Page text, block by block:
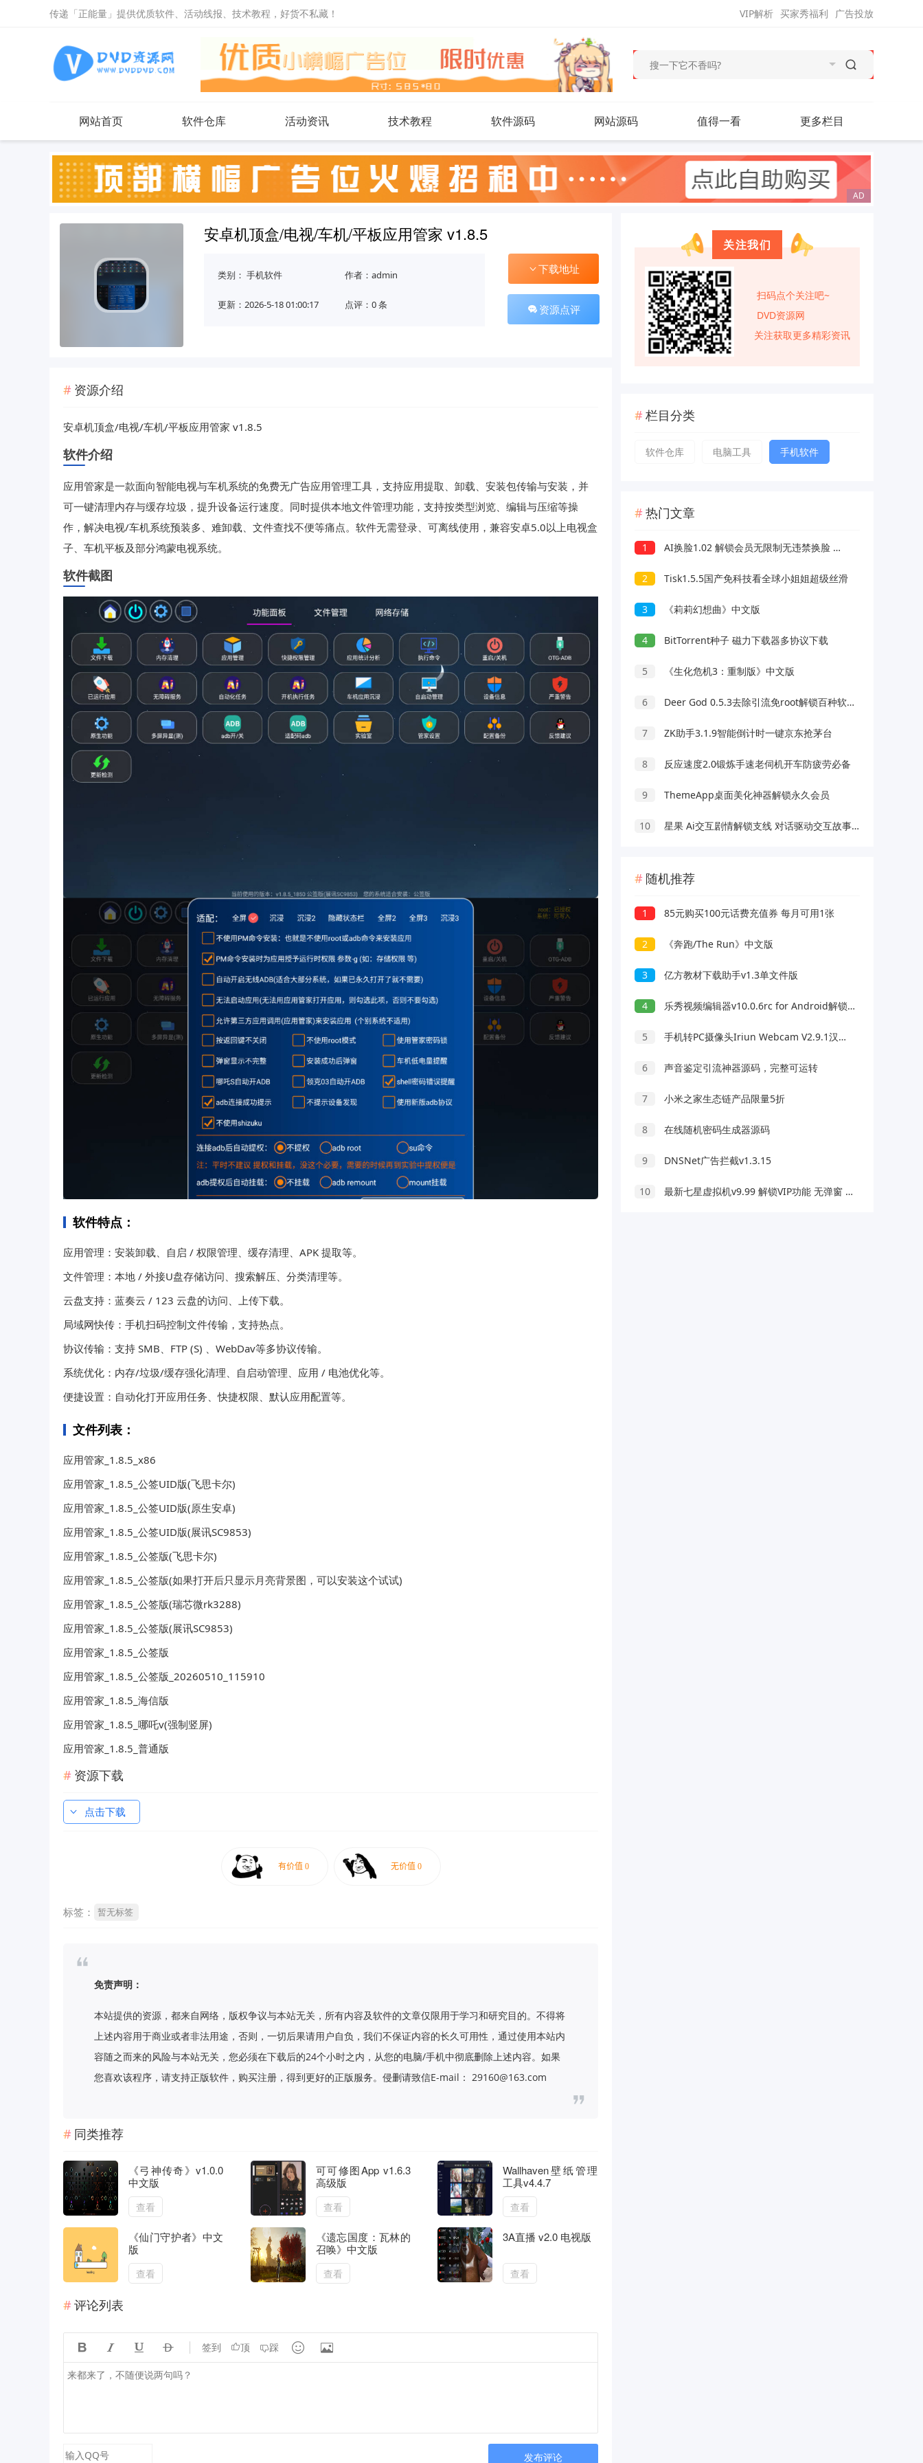
传递「正能量」提供优质软件、活动线报、技术教程，好货不私藏！ 广告投放
买家秀福利
VIP解析
网站首页 软件仓库 活动资讯 技术教程 软件源码 网站源码 值得一看 更多栏目
安卓机顶盒/电视/车机/平板应用管家 v1.8.5
类别： 手机软件 作者：admin
更新：2026-5-18 01:00:17 点评：0 条
下载地址
资源点评
资源介绍
安卓机顶盒/电视/车机/平板应用管家 v1.8.5
软件介绍
应用管家是一款面向智能电视与车机系统的免费无广告应用管理工具，支持应用提取、卸载、安装包传输与安装，并
可一键清理内存与缓存垃圾，提升设备运行速度。同时提供本地文件管理功能，支持按类型浏览、编辑与压缩等操
作，解决电视/车机系统预装多、难卸载、文件查找不便等痛点。软件无需登录、可离线使用，兼容安卓5.0以上电视盒
子、车机平板及部分鸿蒙电视系统。
软件截图
软件特点：
应用管理：安装卸载、自启 / 权限管理、缓存清理、APK 提取等。
文件管理：本地 / 外接U盘存储访问、搜索解压、分类清理等。
云盘支持：蓝奏云 / 123 云盘的访问、上传下载。
局域网快传：手机扫码控制文件传输，支持热点。
协议传输：支持 SMB、FTP (S) 、WebDav等多协议传输。
系统优化：内存/垃圾/缓存强化清理、自启动管理、应用 / 电池优化等。
便捷设置：自动化打开应用任务、快捷权限、默认应用配置等。
文件列表：
应用管家_1.8.5_x86
应用管家_1.8.5_公签UID版(飞思卡尔)
应用管家_1.8.5_公签UID版(原生安卓)
应用管家_1.8.5_公签UID版(展讯SC9853)
应用管家_1.8.5_公签版(飞思卡尔)
应用管家_1.8.5_公签版(如果打开后只显示月亮背景图，可以安装这个试试)
应用管家_1.8.5_公签版(瑞芯微rk3288)
应用管家_1.8.5_公签版(展讯SC9853)
应用管家_1.8.5_公签版
应用管家_1.8.5_公签版_20260510_115910
应用管家_1.8.5_海信版
应用管家_1.8.5_哪吒v(强制竖屏)
应用管家_1.8.5_普通版
资源下载
点击下载
标签： 暂无标签
免责声明：
本站提供的资源，都来自网络，版权争议与本站无关，所有内容及软件的文章仅限用于学习和研究目的。不得将
上述内容用于商业或者非法用途，否则，一切后果请用户自负，我们不保证内容的长久可用性，通过使用本站内
容随之而来的风险与本站无关，您必须在下载后的24个小时之内，从您的电脑/手机中彻底删除上述内容。如果
您喜欢该程序，请支持正版软件，购买注册，得到更好的正版服务。侵删请致信E-mail： 29160@163.com
同类推荐
《弓神传奇》v1.0.0
中文版
查看
可可修图App v1.6.3
高级版
查看
Wallhaven壁纸管理
工具v4.4.7
查看
《仙门守护者》中文
版
查看
《遗忘国度：瓦林的
召唤》中文版
查看
3A直播 v2.0 电视版
查看
评论列表
    签到 顶 踩  
发布评论
关注我们
扫码点个关注吧~
DVD资源网
关注获取更多精彩资讯
栏目分类
软件仓库 电脑工具 手机软件
热门文章
1 AI换脸1.02 解锁会员无限制无违禁换脸 支持照片/视频
2 Tisk1.5.5国产免科技看全球小姐姐超级丝滑
3 《莉莉幻想曲》中文版
4 BitTorrent种子 磁力下载器多协议下载
5 《生化危机3：重制版》中文版
6 Deer God 0.5.3去除引流免root解锁百种软件会员
7 ZK助手3.1.9智能倒计时一键京东抢茅台
8 反应速度2.0锻炼手速老伺机开车防疲劳必备
9 ThemeApp桌面美化神器解锁永久会员
10 星果 Ai交互剧情解锁支线 对话驱动交互故事剧情
随机推荐
1 85元购买100元话费充值券 每月可用1张
2 《奔跑/The Run》中文版
3 亿方教材下载助手v1.3单文件版
4 乐秀视频编辑器v10.0.6rc for Android解锁VIP版
5 手机转PC摄像头Iriun Webcam V2.9.1汉化专业版
6 声音鉴定引流神器源码，完整可运转
7 小米之家生态链产品限量5折
8 在线随机密码生成器源码
9 DNSNet广告拦截v1.3.15
10 最新七星虚拟机v9.99 解锁VIP功能 无弹窗 去广告更新 永久可用